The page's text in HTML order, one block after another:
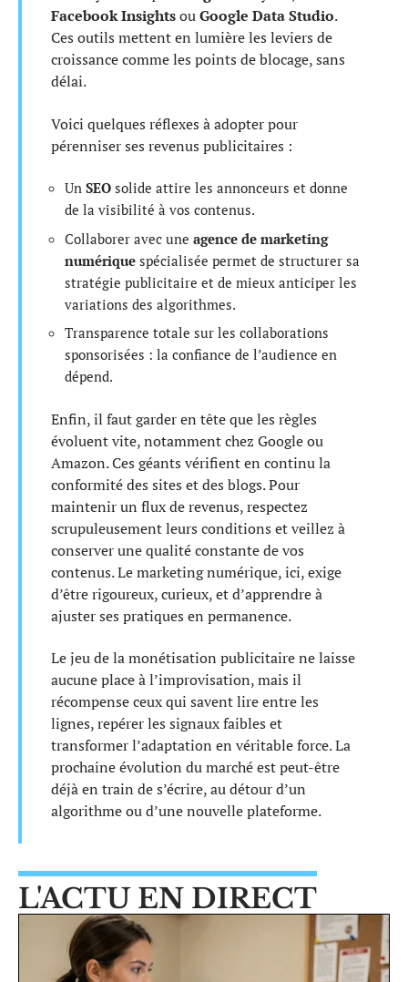
Facebook InsightsouGoogle Data Studio.
Ces outils mettent en lumière les leviers de
croissance comme les points de blocage, sans
délai.
Voici quelques réflexes à adopter pour
pérenniser ses revenus publicitaires :
Un SEO solide attire les annonceurs et donne
de la visibilité à vos contenus.
Collaborer avec une agence de marketing
numérique spécialisée permet de structurer sa
stratégie publicitaire et de mieux anticiper les
variations des algorithmes.
Transparence totale sur les collaborations
sponsorisées : la confiance de l’audience en
dépend.
Enfin, il faut garder en tête que les règles
évoluent vite, notamment chez Google ou
Amazon. Ces géants vérifient en continu la
conformité des sites et des blogs. Pour
maintenir un flux de revenus, respectez
scrupuleusement leurs conditions et veillez à
conserver une qualité constante de vos
contenus. Le marketing numérique, ici, exige
d’être rigoureux, curieux, et d’apprendre à
ajuster ses pratiques en permanence.
Le jeu de la monétisation publicitaire ne laisse
aucune place à l’improvisation, mais il
récompense ceux qui savent lire entre les
lignes, repérer les signaux faibles et
transformer l’adaptation en véritable force. La
prochaine évolution du marché est peut-être
déjà en train de s’écrire, au détour d’un
algorithme ou d’une nouvelle plateforme.
L'ACTU EN DIRECT